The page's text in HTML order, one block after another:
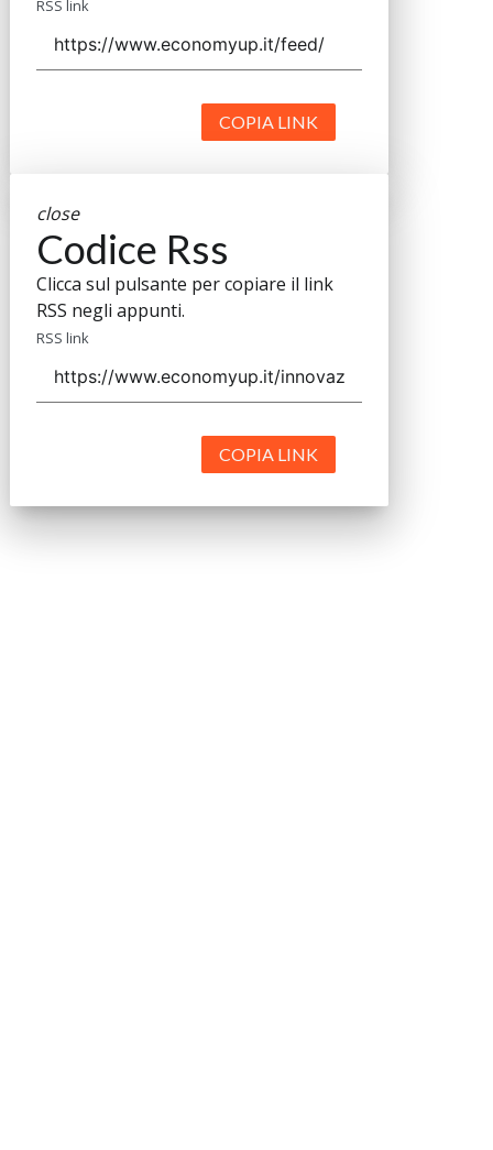
RSS link
COPIA LINK
close
Codice Rss
Clicca sul pulsante per copiare il link
RSS negli appunti.
RSS link
COPIA LINK